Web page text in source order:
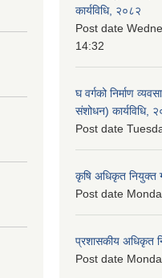
कार्यविधि, २०८२
Post date
14:32
घ वर्गको निर्माण
संशोधन) कार्यविधि,
Post date
कृषि अधिकृत नियुक्त
Post date
प्रशासकीय अधिकृत
Post date